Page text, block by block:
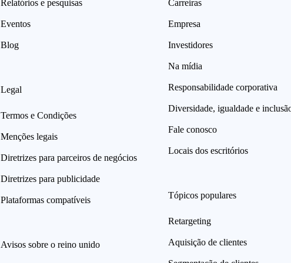
Relatórios e pesquisas
Eventos
Blog
Legal
Termos e Condições
Menções legais
Diretrizes para parceiros de negócios
Diretrizes para publicidade
Plataformas compatíveis
Avisos sobre o reino unido
Carreiras
Empresa
Investidores
Na mídia
Responsabilidade corporativa
Diversidade, igualdade e
Fale conosco
Locais dos escritórios
Tópicos populares
Retargeting
Aquisição de clientes